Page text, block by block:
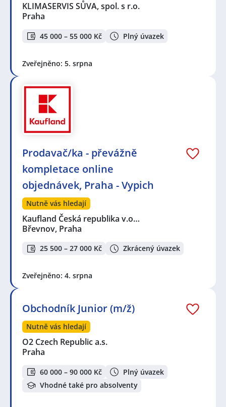
KLIMASERVIS SŮVA, spol. s r.o.
Praha
45 000 – 55 000 Kč Plný úvazek
Zveřejněno: 5. srpna
Prodavač/ka - převážně
kompletace online
objednávek, Praha - Vypich
Nutně vás hledají
Kaufland Česká republika v.o…
Břevnov, Praha
25 500 – 27 000 Kč Zkrácený úvazek
Zveřejněno: 4. srpna
Obchodník Junior (m/ž)
Nutně vás hledají
O2 Czech Republic a.s.
Praha
60 000 – 90 000 Kč
Plný úvazek
Vhodné také pro absolventy